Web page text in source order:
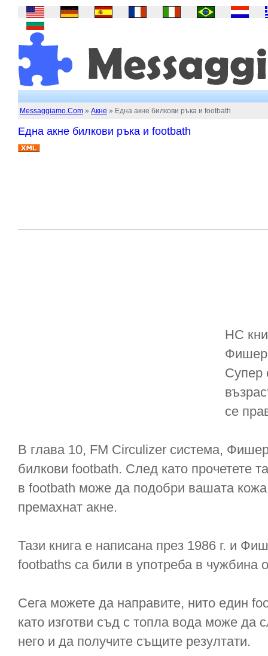
Messaggiamo.Com » Акне » Една акне билкови ръка и footbath
Една акне билкови ръка и footbath
НС
Фишер
Супер
се
В глава 10, FM Circulizer система,
билкови footbath. След като прочетете
в footbath може да подобри вашата
премахнат акне.
Тази книга е написана през 1986 г. и
footbaths са били в употреба в чужбина
Сега можете да направите, нито един
като изготви съд с топла вода може да
него и да получите същите резултати.